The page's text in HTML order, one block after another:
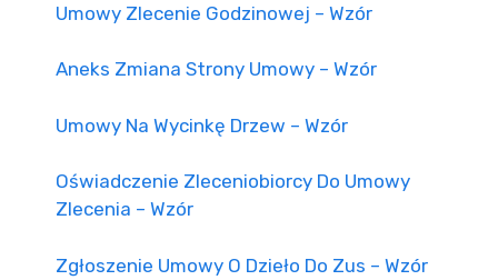
Umowy Zlecenie Godzinowej – Wzór
Aneks Zmiana Strony Umowy – Wzór
Umowy Na Wycinkę Drzew – Wzór
Oświadczenie Zleceniobiorcy Do Umowy
Zlecenia – Wzór
Zgłoszenie Umowy O Dzieło Do Zus – Wzór